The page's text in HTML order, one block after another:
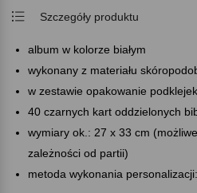
Szczegóły produktu
album w kolorze białym
wykonany z materiału
w zestawie opakowanie
40 czarnych kart oddzielonych
wymiary ok.: 27 x 33 cm
zależności od partii)
metoda wykonania